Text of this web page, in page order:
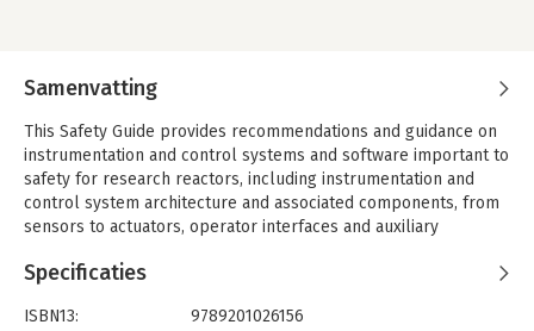
Samenvatting
This Safety Guide provides recommendations and guidance on
instrumentation and control systems and software important to
safety for research reactors, including instrumentation and
control system architecture and associated components, from
sensors to actuators, operator interfaces and auxiliary
It also provides recommendations on computer based systems
and software, including software requirements and design,
Specificaties
ISBN13:
9789201026156